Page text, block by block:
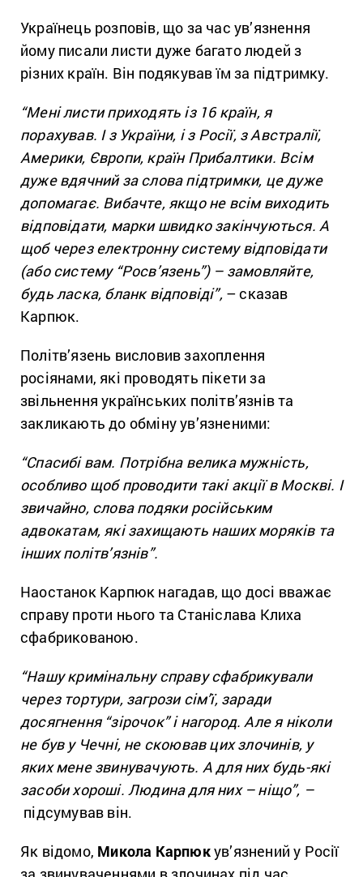
Українець розповів, що за час ув’язнення
йому писали листи дуже багато людей з
різних країн. Він подякував їм за підтримку.
“Мені листи приходять із 16 країн, я
порахував. І з України, і з Росії, з Австралії,
Америки, Європи, країн Прибалтики. Всім
дуже вдячний за слова підтримки, це дуже
допомагає. Вибачте, якщо не всім виходить
відповідати, марки швидко закінчуються. А
щоб через електронну систему відповідати
(або систему “Росв’язень”) – замовляйте,
будь ласка, бланк відповіді”, – сказав
Карпюк.
Політв’язень висловив захоплення
росіянами, які проводять пікети за
звільнення українських політв’язнів та
закликають до обміну ув’язненими:
“Спасибі вам. Потрібна велика мужність,
особливо щоб проводити такі акції в Москві. І
звичайно, слова подяки російським
адвокатам, які захищають наших моряків та
інших політв’язнів”.
Наостанок Карпюк нагадав, що досі вважає
справу проти нього та Станіслава Клиха
сфабрикованою.
“Нашу кримінальну справу сфабрикували
через тортури, загрози сім’ї, заради
досягнення “зірочок” і нагород. Але я ніколи
не був у Чечні, не скоював цих злочинів, у
яких мене звинувачують. А для них будь-які
засоби хороші. Людина для них – ніщо”, –
підсумував він.
Як відомо, Микола Карпюкув’язнений у Росії